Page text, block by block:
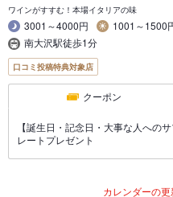
ワインがすすむ！本場イタリアの味
3001～4000円
1001～1500
南大沢駅徒歩1分
口コミ投稿特典対象店
クーポン
【誕生日・記念日・大事な人への
レートプレゼント
カレンダーの更